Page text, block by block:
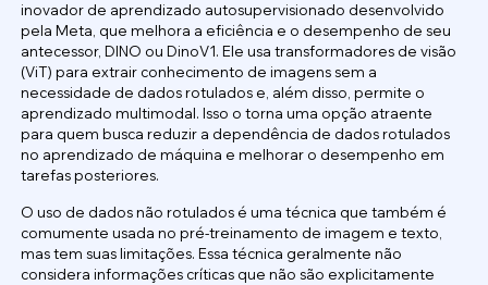
inovador de aprendizado autosupervisionado desenvolvido
pela Meta, que melhora a eficiência e o desempenho de seu
antecessor, DINO ou DinoV1. Ele usa transformadores de visão
(ViT) para extrair conhecimento de imagens sem a
necessidade de dados rotulados e, além disso, permite o
aprendizado multimodal. Isso o torna uma opção atraente
para quem busca reduzir a dependência de dados rotulados
no aprendizado de máquina e melhorar o desempenho em
tarefas posteriores.
O uso de dados não rotulados é uma técnica que também é
comumente usada no pré-treinamento de imagem e texto,
mas tem suas limitações. Essa técnica geralmente não
considera informações críticas que não são explicitamente